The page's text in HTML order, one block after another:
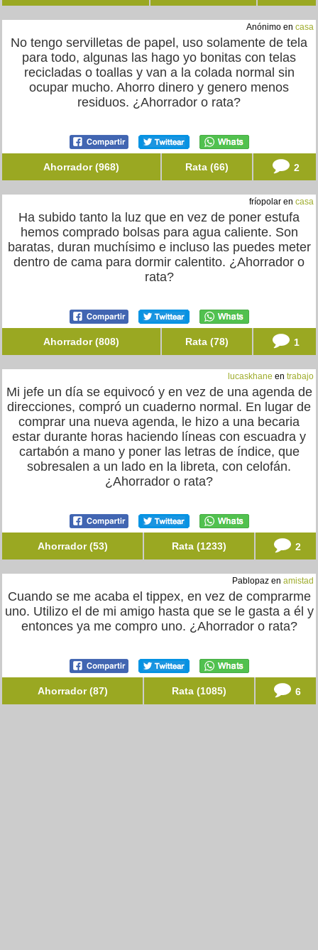
Anónimo en casa
No tengo servilletas de papel, uso solamente de tela
para todo, algunas las hago yo bonitas con telas
recicladas o toallas y van a la colada normal sin
ocupar mucho. Ahorro dinero y genero menos
residuos. ¿Ahorrador o rata?
Ahorrador (968) Rata (66) 2
fríopolar en casa
Ha subido tanto la luz que en vez de poner estufa
hemos comprado bolsas para agua caliente. Son
baratas, duran muchísimo e incluso las puedes meter
dentro de cama para dormir calentito. ¿Ahorrador o
rata?
Ahorrador (808) Rata (78) 1
lucaskhane en trabajo
Mi jefe un día se equivocó y en vez de una agenda de
direcciones, compró un cuaderno normal. En lugar de
comprar una nueva agenda, le hizo a una becaria
estar durante horas haciendo líneas con escuadra y
cartabón a mano y poner las letras de índice, que
sobresalen a un lado en la libreta, con celofán.
¿Ahorrador o rata?
Ahorrador (53) Rata (1233) 2
Pablopaz en amistad
Cuando se me acaba el tippex, en vez de comprarme
uno. Utilizo el de mi amigo hasta que se le gasta a él y
entonces ya me compro uno. ¿Ahorrador o rata?
Ahorrador (87) Rata (1085) 6